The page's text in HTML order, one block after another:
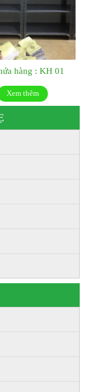
hàng : KH 01
Xem thêm